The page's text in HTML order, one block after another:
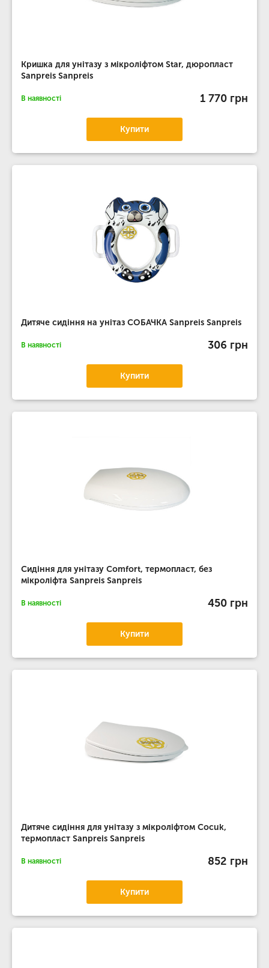
Кришка для унітазу з мікроліфтом Star, дюропласт
Sanpreis Sanpreis
В наявності 1 770 грн
Купити
Дитяче сидіння на унітаз СОБАЧКА Sanpreis Sanpreis
В наявності 306 грн
Купити
Сидіння для унітазу Comfort, термопласт, без
мікроліфта Sanpreis Sanpreis
В наявності 450 грн
Купити
Дитяче сидіння для унітазу з мікроліфтом Cocuk,
термопласт Sanpreis Sanpreis
В наявності 852 грн
Купити